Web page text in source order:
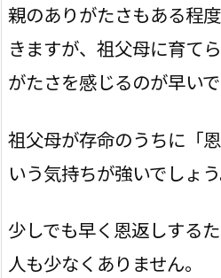
親のありがたさもある程
きますが、祖父母に育て
がたさを感じるのが早いで
祖父母が存命のうちに「
いう気持ちが強いでしょう
少しでも早く恩返しする
人も少なくありません。